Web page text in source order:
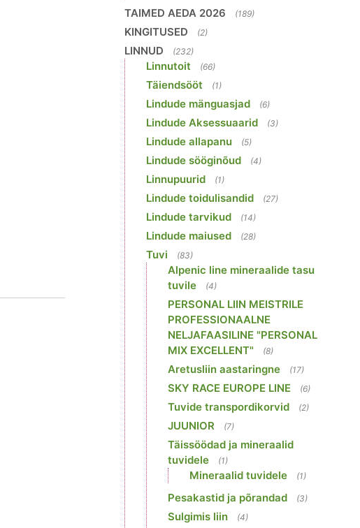
TAIMED AEDA 2026 (189)
KINGITUSED (2)
LINNUD (232)
Linnutoit (66)
Täiendsööt (1)
Lindude mänguasjad (6)
Lindude Aksessuaarid (3)
Lindude allapanu (5)
Lindude sööginõud (4)
Linnupuurid (1)
Lindude toidulisandid (27)
Lindude tarvikud (14)
Lindude maiused (28)
Tuvi (83)
Alpenic line mineraalide tasu
tuvile
(4)
PERSONAL LIIN MEISTRILE
PROFESSIONAALNE
NELJAFAASILINE "PERSONAL
MIX EXCELLENT"
(8)
Aretusliin aastaringne (17)
SKY RACE EUROPE LINE (6)
Tuvide transpordikorvid (2)
JUUNIOR (7)
Täissöödad ja mineraalid
tuvidele
(1)
Mineraalid tuvidele (1)
Pesakastid ja põrandad (3)
Sulgimis liin (4)